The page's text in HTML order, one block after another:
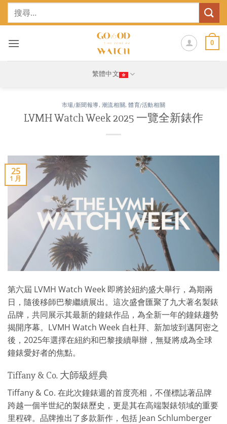
Skip
鍵
0
繁體中文
市場/新聞報導, 潮流相關,體育/活動相關
LVMH Watch Week 2025 一覽全新錶作
25
1 月
第六屆 LVMH Watch Week 即將於紐約盛大舉行，為期兩
日，隨後移師巴黎繼續展出。這次盛會匯聚了九大著名製錶
品牌，共同展示其最新的鐘錶作品，為全新一年的鐘錶趨勢
揭開序幕。LVMH Watch Week 自杜拜、新加坡到邁阿密之
後，2025年選擇在紐約和巴黎接續舉辦，無疑將成為全球
鐘錶愛好者的焦點。
Tiffany & Co. 大師級經典
Tiffany & Co. 在此次鐘錶週的首度亮相，不僅標誌著品牌
跨越一個半世紀的製錶歷史，更是其在高端製錶領域的重要
里程碑。品牌推出了多款新作，包括 Jean Schlumberger